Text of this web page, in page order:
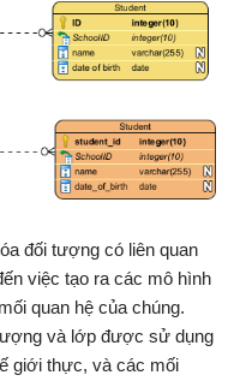
đối tượng có liên quan
việc tạo ra các mô hình
quan hệ của chúng.
và lớp được sử dụng
giới thực, và các mối